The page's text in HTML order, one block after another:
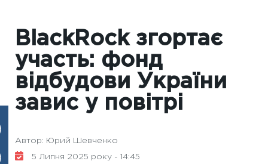
BlackRock згортає
участь: фонд
відбудови України
завис у повітрі
Автор: Юрий Шевченко
5 Липня 2025 року - 14:45